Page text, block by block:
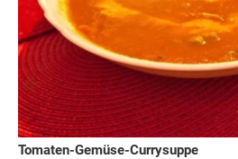
Tomaten-Gemüse-Currysuppe